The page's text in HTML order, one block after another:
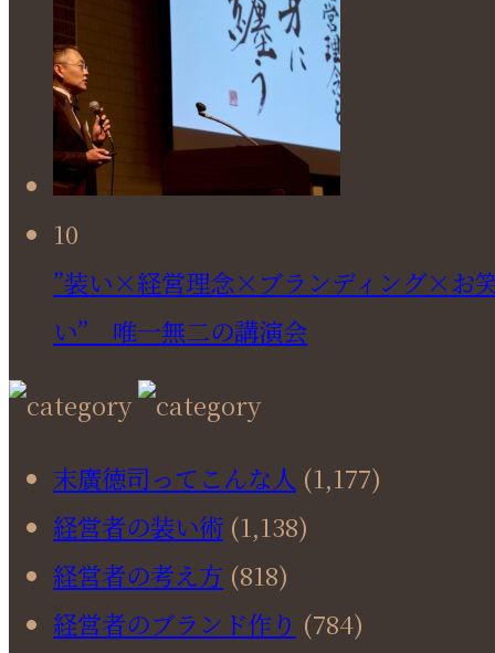
10
”装い×経営理念×ブランディング×お
い” 唯一無二の講演会
末廣徳司ってこんな人 (1,177)
経営者の装い術 (1,138)
経営者の考え方 (818)
経営者のブランド作り (784)